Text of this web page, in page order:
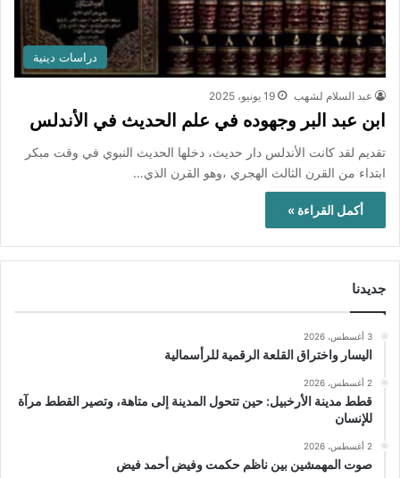
دراسات دينية
عبد السلام لشهب 19 يونيو، 2025
ابن عبد البر وجهوده في علم الحديث في الأندلس
تقديم لقد كانت الأندلس دار حديث، دخلها الحديث النبوي في وقت مبكر
ابتداء من القرن الثالث الهجري ،وهو القرن الذي…
أكمل القراءة »
جديدنا
3 أغسطس، 2026
اليسار واختراق القلعة الرقمية للرأسمالية
2 أغسطس، 2026
قطط مدينة الأرخبيل: حين تتحول المدينة إلى متاهة، وتصير القطط مرآة
للإنسان
2 أغسطس، 2026
صوت المهمشين بين ناظم حكمت وفيض أحمد فيض